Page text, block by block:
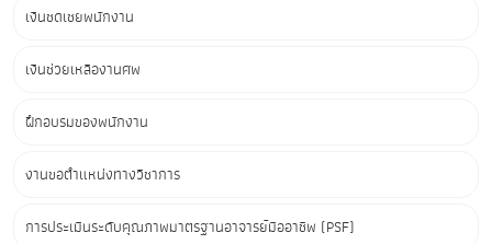
เงินชดเชยพนักงาน
เงินช่วยเหลืองานศพ
ฝึกอบรมของพนักงาน
งานขอตำแหน่งทางวิชาการ
การประเมินระดับคุณภาพมาตรฐานอาจารย์มืออาชีพ (PSF)